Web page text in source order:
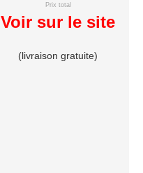
Prix total
Voir sur le site
(livraison gratuite)